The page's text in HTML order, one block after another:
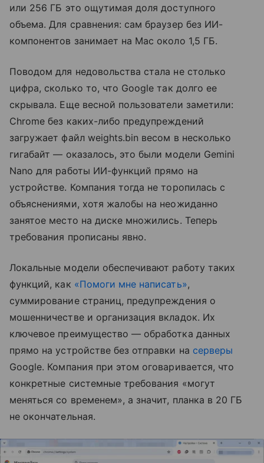
или 256 ГБ это ощутимая доля доступного
объема. Для сравнения: сам браузер без ИИ-
компонентов занимает на Mac около 1,5 ГБ.
Поводом для недовольства стала не столько
цифра, сколько то, что Google так долго ее
скрывала. Еще весной пользователи заметили:
Chrome без каких-либо предупреждений
загружает файл weights.bin весом в несколько
гигабайт — оказалось, это были модели Gemini
Nano для работы ИИ-функций прямо на
устройстве. Компания тогда не торопилась с
объяснениями, хотя жалобы на неожиданно
занятое место на диске множились. Теперь
требования прописаны явно.
Локальные модели обеспечивают работу таких
функций, как «Помоги мне написать»,
суммирование страниц, предупреждения о
мошенничестве и организация вкладок. Их
ключевое преимущество — обработка данных
прямо на устройстве без отправки на серверы
Google. Компания при этом оговаривается, что
конкретные системные требования «могут
меняться со временем», а значит, планка в 20 ГБ
не окончательная.